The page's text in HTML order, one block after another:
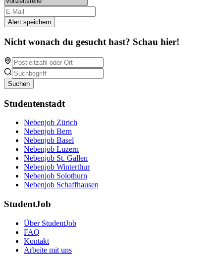
Alert speichern
Nicht wonach du gesucht hast? Schau hier!
Suchen
Studentenstadt
Nebenjob Zürich
Nebenjob Bern
Nebenjob Basel
Nebenjob Luzern
Nebenjob St. Gallen
Nebenjob Winterthur
Nebenjob Solothurn
Nebenjob Schaffhausen
StudentJob
Über StudentJob
FAQ
Kontakt
Arbeite mit uns